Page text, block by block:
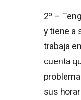
2º –
y tiene a
trabaja
cuenta
sus